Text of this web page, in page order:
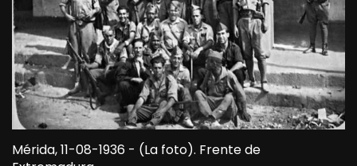
Mérida, 11-08-1936 - (La foto). Frente de